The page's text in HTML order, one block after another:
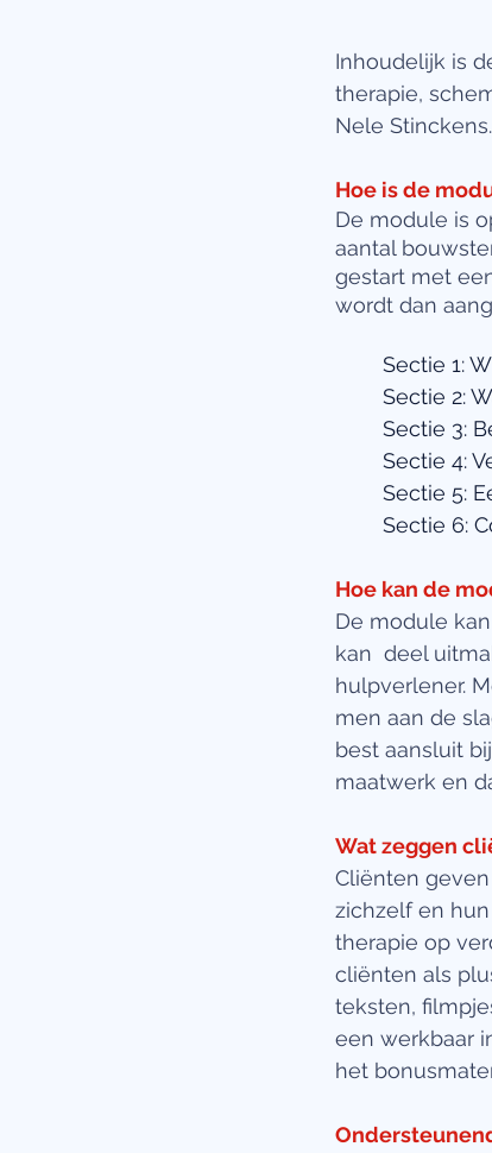
Inhoudelijk is
therapie,
Nele Stinckens.
Hoe is de
De module is
aantal
gestart met
wordt dan
Sectie 1:
Sectie 2:
Sectie 3:
Sectie 4:
Sectie 5:
Sectie 6:
Hoe kan de
De module
kan  deel
hulpverlener.
men aan de
best aansluit
maatwerk en
Wat zeggen
Cliënten
zichzelf en
therapie op
cliënten als
teksten,
een werkbaar
het